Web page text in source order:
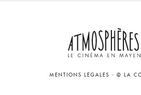
MENTIONS LÉGALES - © LA